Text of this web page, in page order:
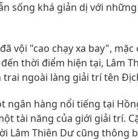
sống khá giản dị với
vội "cao chạy xa bay", mặc
thời điểm hiện tại, Lâm
ngoài làng giải trí tên
ngân hàng nổi tiếng tại
tài năng của giới giải trí.
Lâm Thiên Dư cũng thông